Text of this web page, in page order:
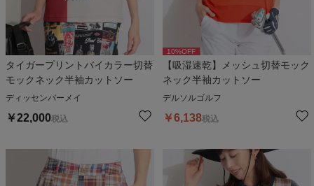
タイガープリントバイカラー切替
モックネック半袖カットソー
ディッセンバーメイ
￥22,000税込
10%OFF
【吸湿速乾】メッシュ切替モック
ネック半袖カットソー
デルソルゴルフ
￥6,138税込